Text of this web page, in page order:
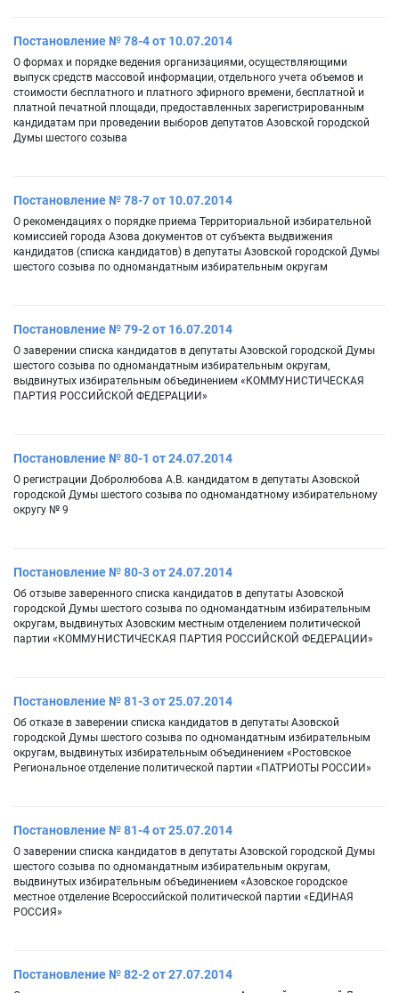
Постановление № 78-4 от 10.07.2014
О формах и порядке ведения организациями, осуществляющими
выпуск средств массовой информации, отдельного учета объемов и
стоимости бесплатного и платного эфирного времени, бесплатной и
платной печатной площади, предоставленных зарегистрированным
кандидатам при проведении выборов депутатов Азовской городской
Думы шестого созыва
Постановление № 78-7 от 10.07.2014
О рекомендациях о порядке приема Территориальной избирательной
комиссией города Азова документов от субъекта выдвижения
кандидатов (списка кандидатов) в депутаты Азовской городской Думы
шестого созыва по одномандатным избирательным округам
Постановление № 79-2 от 16.07.2014
О заверении списка кандидатов в депутаты Азовской городской Думы
шестого созыва по одномандатным избирательным округам,
выдвинутых избирательным объединением «КОММУНИСТИЧЕСКАЯ
ПАРТИЯ РОССИЙСКОЙ ФЕДЕРАЦИИ»
Постановление № 80-1 от 24.07.2014
О регистрации Добролюбова А.В. кандидатом в депутаты Азовской
городской Думы шестого созыва по одномандатному избирательному
округу № 9
Постановление № 80-3 от 24.07.2014
Об отзыве заверенного списка кандидатов в депутаты Азовской
городской Думы шестого созыва по одномандатным избирательным
округам, выдвинутых Азовским местным отделением политической
партии «КОММУНИСТИЧЕСКАЯ ПАРТИЯ РОССИЙСКОЙ ФЕДЕРАЦИИ»
Постановление № 81-3 от 25.07.2014
Об отказе в заверении списка кандидатов в депутаты Азовской
городской Думы шестого созыва по одномандатным избирательным
округам, выдвинутых избирательным объединением «Ростовское
Региональное отделение политической партии «ПАТРИОТЫ РОССИИ»
Постановление № 81-4 от 25.07.2014
О заверении списка кандидатов в депутаты Азовской городской Думы
шестого созыва по одномандатным избирательным округам,
выдвинутых избирательным объединением «Азовское городское
местное отделение Всероссийской политической партии «ЕДИНАЯ
РОССИЯ»
Постановление № 82-2 от 27.07.2014